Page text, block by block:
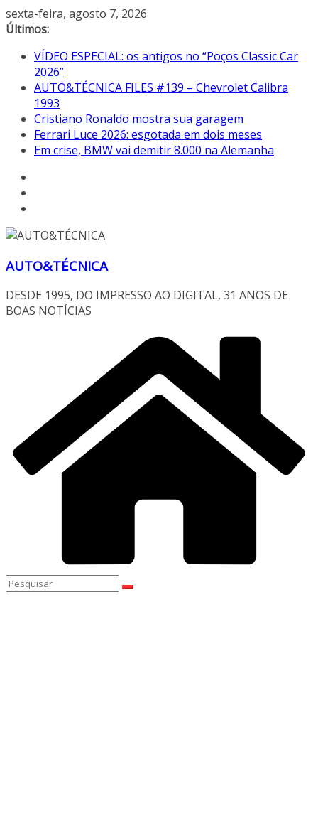
Pular
para
conteúdo
sexta-feira, agosto 7, 2026
Últimos:
VÍDEO ESPECIAL: os antigos no “Poços Classic Car
2026”
AUTO&TÉCNICA FILES #139 – Chevrolet Calibra
1993
Cristiano Ronaldo mostra sua garagem
Ferrari Luce 2026: esgotada em dois meses
Em crise, BMW vai demitir 8.000 na Alemanha
AUTO&TÉCNICA
DESDE 1995, DO IMPRESSO AO DIGITAL, 31 ANOS DE
BOAS NOTÍCIAS